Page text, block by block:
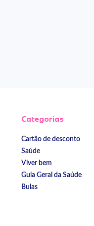
Categorias
Cartão de desconto
Saúde
Viver bem
Guia Geral da Saúde
Bulas